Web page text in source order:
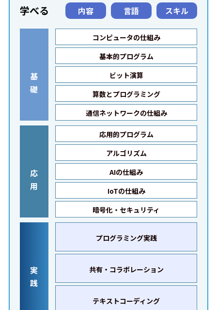
学べる 内容 言語 スキル
基
礎
コンピュータの仕組み
基本的プログラム
ビット演算
算数とプログラミング
通信ネットワークの仕組み
応
用
応用的プログラム
アルゴリズム
AIの仕組み
IoTの仕組み
暗号化・セキュリティ
実
践
プログラミング実践
共有・コラボレーション
テキストコーディング